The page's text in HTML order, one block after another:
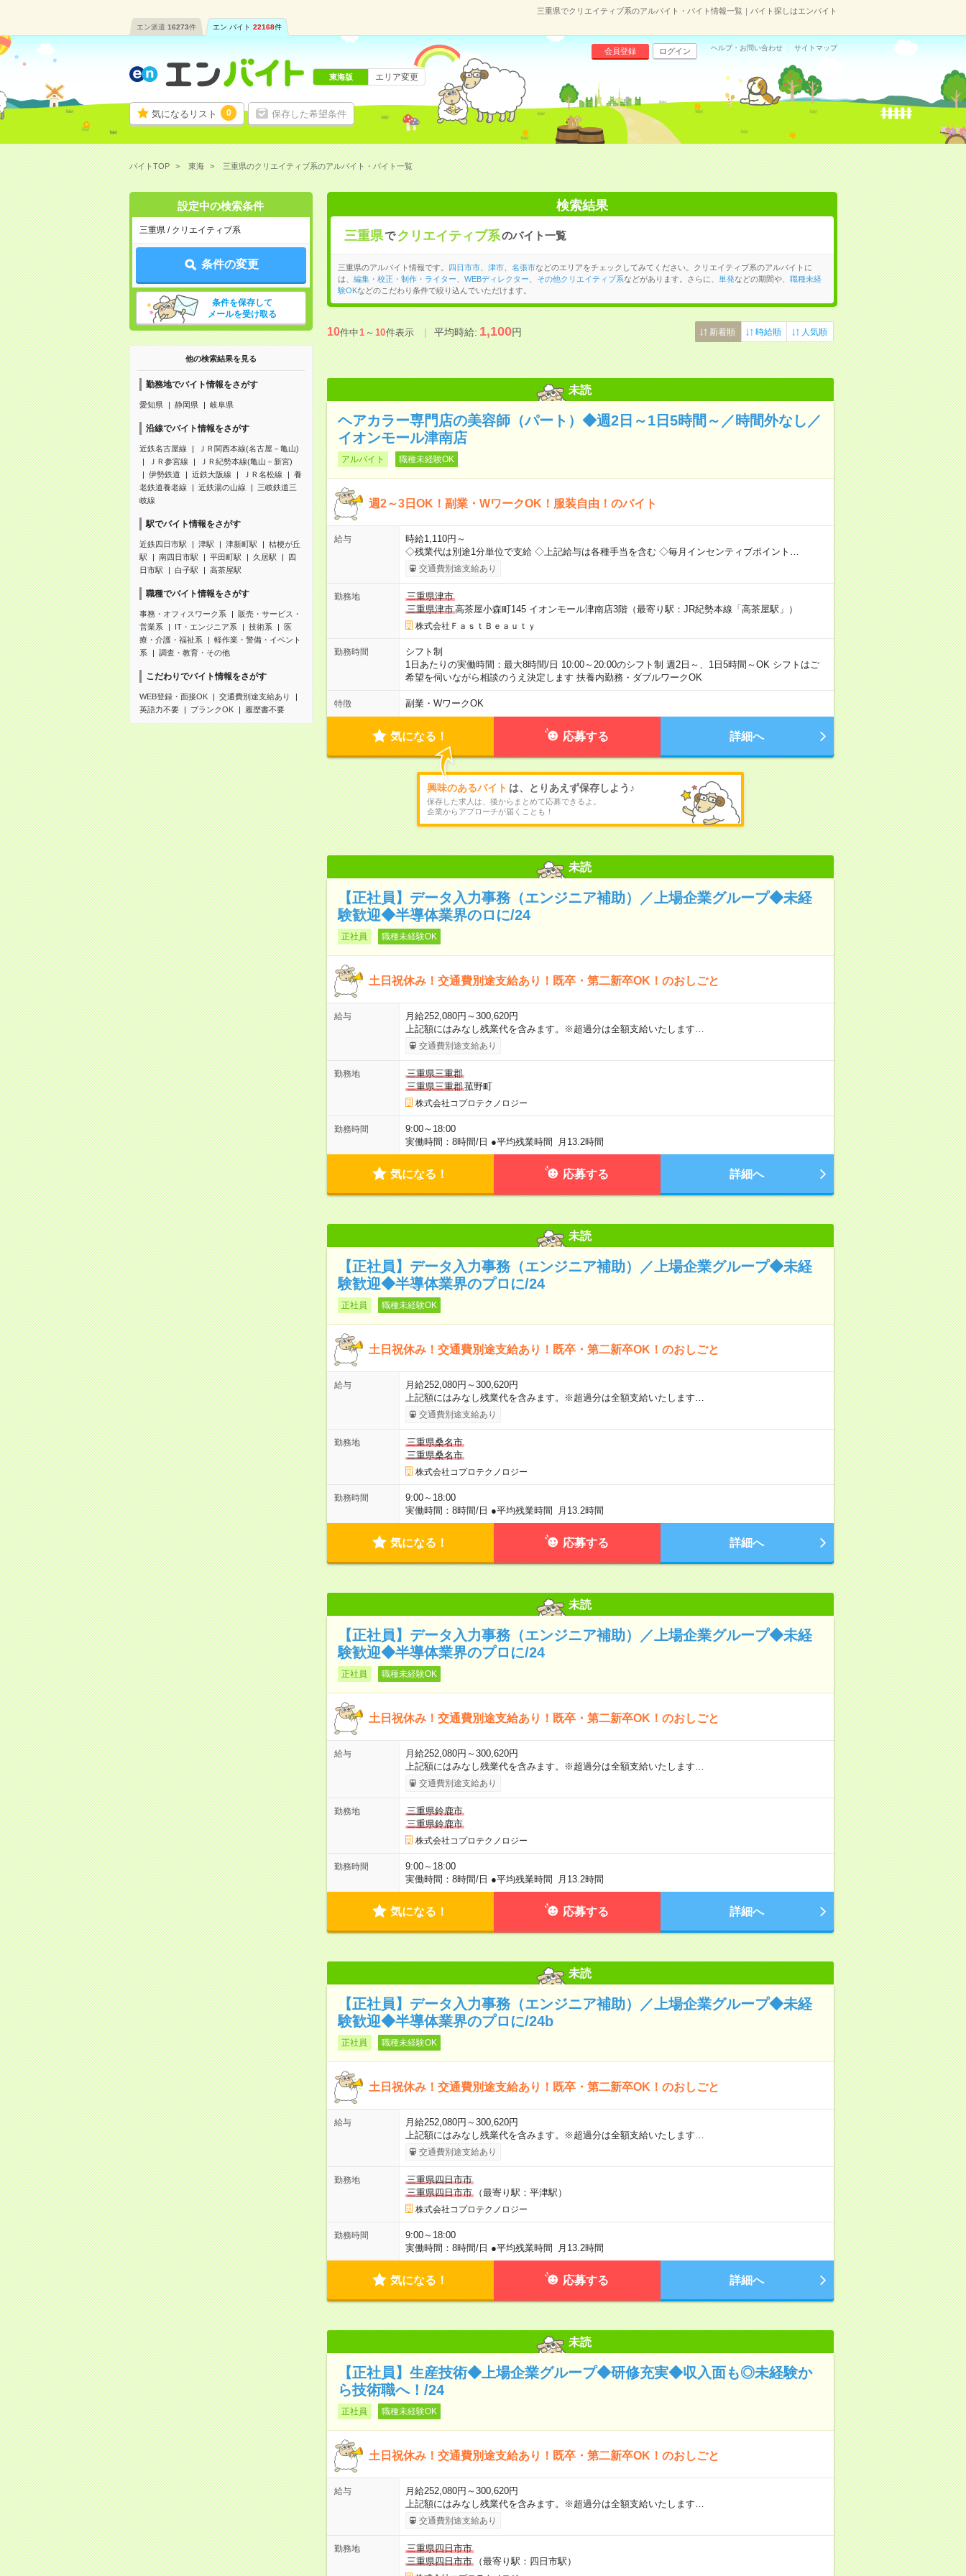
三重県でクリエイティブ系のアルバイト・バイト情報一覧｜バイト探しはエンバイト
エン派遣 16273件 エン バイト 22168件
気になるリスト 0 保存した希望条件
会員登録 ログイン ヘルプ・お問い合わせ サイトマップ
東海版 エリア変更
バイトTOP 東海 三重県のクリエイティブ系のアルバイト・バイト一覧
設定中の検索条件
三重県 / クリエイティブ系
条件の変更
条件を保存して
メールを受け取る
他の検索結果を見る
勤務地でバイト情報をさがす
愛知県 静岡県 岐阜県
沿線でバイト情報をさがす
近鉄名古屋線
ＪＲ関西本線(名古屋－亀山)
ＪＲ参宮線
ＪＲ紀勢本線(亀山－新宮)
伊勢鉄道
近鉄大阪線 ＪＲ名松線
養
老鉄道養老線
近鉄湯の山線
三岐鉄道三
岐線
駅でバイト情報をさがす
近鉄四日市駅 津駅 津新町駅
桔梗が丘
駅
南四日市駅 平田町駅 久居駅
四
日市駅
白子駅 高茶屋駅
職種でバイト情報をさがす
事務・オフィスワーク系
販売・サービス・
営業系
IT・エンジニア系 技術系
医
療・介護・福祉系
軽作業・警備・イベント
系
調査・教育・その他
こだわりでバイト情報をさがす
WEB登録・面接OK
交通費別途支給あり
英語力不要
ブランクOK 履歴書不要
検索結果
三重県で クリエイティブ系のバイト一覧
三重県のアルバイト情報です。 四日市市、 津市、 名張市などのエリアをチェックしてみてください。クリエイティブ系のアルバイトに
は、 編集・校正・制作・ライター WEBディレクター その他クリエイティブ系などがあります。さらに、 単発などの期間や、 職種未経
験OKなどのこだわり条件で絞り込んでいただけます。
10件中1～10件表示 平均時給:1,100円 新着順 時給順 人気順
未読
ヘアカラー専門店の美容師（パート）◆週2日～1日5時間～／時間外なし／
イオンモール津南店
アルバイト 職種未経験OK
週2～3日OK！副業・WワークOK！服装自由！のバイト
給与
時給1,110円～
◇残業代は別途1分単位で支給 ◇上記給与は各種手当を含む ◇毎月インセンティブポイント…
交通費別途支給あり
勤務地
三重県津市
三重県津市高茶屋小森町145 イオンモール津南店3階（最寄り駅：JR紀勢本線「高茶屋駅」）
株式会社ＦａｓｔＢｅａｕｔｙ
勤務時間
シフト制
1日あたりの実働時間：最大8時間/日 10:00～20:00のシフト制 週2日～、1日5時間～OK シフトはご
希望を伺いながら相談のうえ決定します 扶養内勤務・ダブルワークOK
特徴 副業・WワークOK
気になる！ 応募する 詳細へ
興味のあるバイト は、とりあえず保存しよう♪
保存した求人は、後からまとめて応募できるよ。
企業からアプローチが届くことも！
未読
【正社員】データ入力事務（エンジニア補助）／上場企業グループ◆未経
験歓迎◆半導体業界のロに/24
正社員 職種未経験OK
土日祝休み！交通費別途支給あり！既卒・第二新卒OK！のおしごと
給与
月給252,080円～300,620円
上記額にはみなし残業代を含みます。※超過分は全額支給いたします…
交通費別途支給あり
勤務地
三重県三重郡
三重県三重郡菰野町
株式会社コプロテクノロジー
勤務時間
9:00～18:00
実働時間：8時間/日 ●平均残業時間 月13.2時間
気になる！ 応募する 詳細へ
未読
【正社員】データ入力事務（エンジニア補助）／上場企業グループ◆未経
験歓迎◆半導体業界のプロに/24
正社員 職種未経験OK
土日祝休み！交通費別途支給あり！既卒・第二新卒OK！のおしごと
給与
月給252,080円～300,620円
上記額にはみなし残業代を含みます。※超過分は全額支給いたします…
交通費別途支給あり
勤務地
三重県桑名市
三重県桑名市
株式会社コプロテクノロジー
勤務時間
9:00～18:00
実働時間：8時間/日 ●平均残業時間 月13.2時間
気になる！ 応募する 詳細へ
未読
【正社員】データ入力事務（エンジニア補助）／上場企業グループ◆未経
験歓迎◆半導体業界のプロに/24
正社員 職種未経験OK
土日祝休み！交通費別途支給あり！既卒・第二新卒OK！のおしごと
給与
月給252,080円～300,620円
上記額にはみなし残業代を含みます。※超過分は全額支給いたします…
交通費別途支給あり
勤務地
三重県鈴鹿市
三重県鈴鹿市
株式会社コプロテクノロジー
勤務時間
9:00～18:00
実働時間：8時間/日 ●平均残業時間 月13.2時間
気になる！ 応募する 詳細へ
未読
【正社員】データ入力事務（エンジニア補助）／上場企業グループ◆未経
験歓迎◆半導体業界のプロに/24b
正社員 職種未経験OK
土日祝休み！交通費別途支給あり！既卒・第二新卒OK！のおしごと
給与
月給252,080円～300,620円
上記額にはみなし残業代を含みます。※超過分は全額支給いたします…
交通費別途支給あり
勤務地
三重県四日市市
三重県四日市市（最寄り駅：平津駅）
株式会社コプロテクノロジー
勤務時間
9:00～18:00
実働時間：8時間/日 ●平均残業時間 月13.2時間
気になる！ 応募する 詳細へ
未読
【正社員】生産技術◆上場企業グループ◆研修充実◆収入面も◎未経験か
ら技術職へ！/24
正社員 職種未経験OK
土日祝休み！交通費別途支給あり！既卒・第二新卒OK！のおしごと
給与
月給252,080円～300,620円
上記額にはみなし残業代を含みます。※超過分は全額支給いたします…
交通費別途支給あり
勤務地
三重県四日市市
三重県四日市市（最寄り駅：四日市駅）